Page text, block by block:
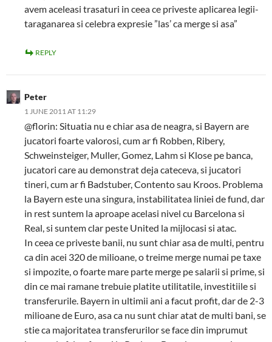
avem aceleasi trasaturi in ceea ce priveste aplicarea legii-
taraganarea si celebra expresie ”las’ ca merge si asa”
REPLY
Peter
1 JUNE 2011 AT 11:29
@florin: Situatia nu e chiar asa de neagra, si Bayern are
jucatori foarte valorosi, cum ar fi Robben, Ribery,
Schweinsteiger, Muller, Gomez, Lahm si Klose pe banca,
jucatori care au demonstrat deja cateceva, si jucatori
tineri, cum ar fi Badstuber, Contento sau Kroos. Problema
la Bayern este una singura, instabilitatea liniei de fund, dar
in rest suntem la aproape acelasi nivel cu Barcelona si
Real, si suntem clar peste United la mijlocasi si atac.
In ceea ce priveste banii, nu sunt chiar asa de multi, pentru
ca din acei 320 de milioane, o treime merge numai pe taxe
si impozite, o foarte mare parte merge pe salarii si prime, si
din ce mai ramane trebuie platite utilitatile, investitiile si
transferurile. Bayern in ultimii ani a facut profit, dar de 2-3
milioane de Euro, asa ca nu sunt chiar atat de multi bani, se
stie ca majoritatea transferurilor se face din imprumut